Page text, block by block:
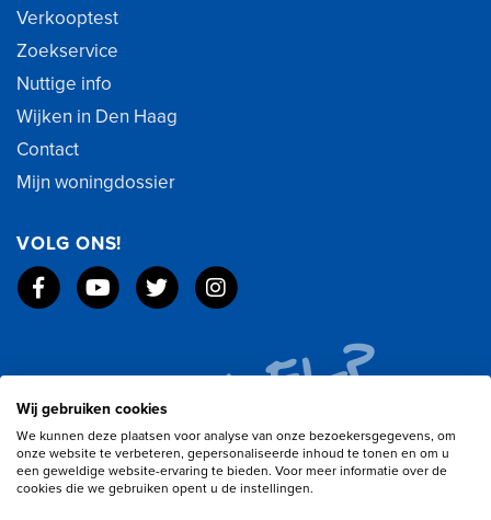
Verkooptest
Zoekservice
Nuttige info
Wijken in Den Haag
Contact
Mijn woningdossier
VOLG ONS!
Wij gebruiken cookies
We kunnen deze plaatsen voor analyse van onze bezoekersgegevens, om
onze website te verbeteren, gepersonaliseerde inhoud te tonen en om u
een geweldige website-ervaring te bieden. Voor meer informatie over de
cookies die we gebruiken opent u de instellingen.